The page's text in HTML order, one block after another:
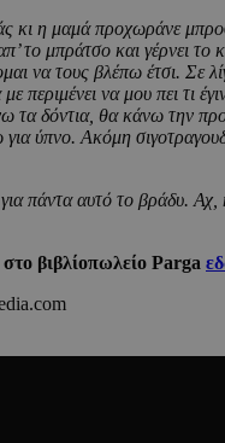
κι η μαμά προχωράνε
το μπράτσο και γέρνει το
να τους βλέπω έτσι. Σε
περιμένει να μου πει τι
τα δόντια, θα κάνω την
για ύπνο. Ακόμη
πάντα αυτό το βράδυ. Αχ,
στο βιβλίοπωλείο Parga